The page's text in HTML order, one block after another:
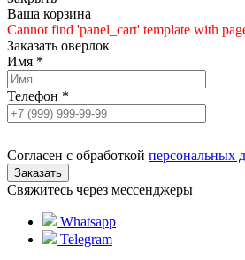
Ваша корзина
Cannot find 'panel_cart' template with
Заказать оверлок
Имя *
Телефон *
Согласен с обработкой персональных
Свяжитесь через мессенджеры
Whatsapp
Telegram